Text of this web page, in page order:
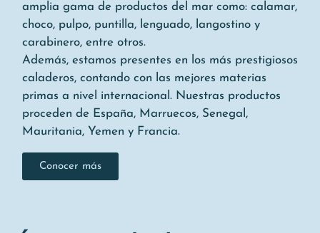
amplia gama de productos del mar como: calamar,
choco, pulpo, puntilla, lenguado, langostino y
carabinero, entre otros.
Además, estamos presentes en los más prestigiosos
caladeros, contando con las mejores materias
primas a nivel internacional. Nuestras productos
proceden de España, Marruecos, Senegal,
Mauritania, Yemen y Francia.
Conocer más